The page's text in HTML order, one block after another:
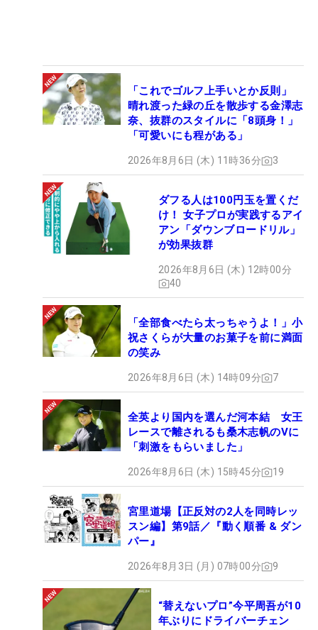
「これでゴルフ上手いとか反則」
晴れ渡った緑の丘を散歩する金澤志
奈、抜群のスタイルに「8頭身！」
「可愛いにも程がある」
2026年8月6日 (木) 11時36分 3
ダフる人は100円玉を置くだ
け！ 女子プロが実践するアイ
アン「ダウンブロードリル」
が効果抜群
2026年8月6日 (木) 12時00分
40
「全部食べたら太っちゃうよ！」小
祝さくらが大量のお菓子を前に満面
の笑み
2026年8月6日 (木) 14時09分 7
全英より国内を選んだ河本結 女王
レースで離されるも桑木志帆のVに
「刺激をもらいました」
2026年8月6日 (木) 15時45分 19
宮里道場【正反対の2人を同時レッ
スン編】第9話／『動く順番 & ダン
パー』
2026年8月3日 (月) 07時00分 9
“替えないプロ”今平周吾が10
年ぶりにドライバーチェン